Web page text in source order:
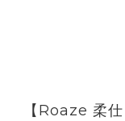
【Roaze 柔